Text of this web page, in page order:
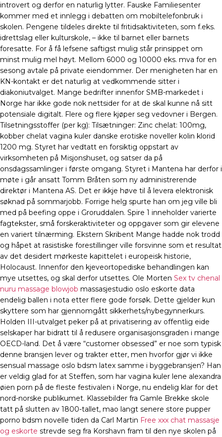
introvert og derfor en naturlig lytter. Fauske Familiesenter
kommer med et innlegg i debatten om mobiltelefonbruk i
skolen. Pengene tildeles direkte til fritidsaktiviteten, som f.eks.
idrettslag eller kulturskole, – ikke til barnet eller barnets
foresatte. For å få lefsene saftigst mulig står prinsippet om
minst mulig mel høyt. Mellom 6000 og 10000 eks. mva for en
sesong avtale på private eiendommer. Der menigheten har en
KN-kontakt er det naturlig at vedkommende sitter i
diakoniutvalget. Mange bedrifter innenfor SMB-markedet i
Norge har ikke gode nok nettsider for at de skal kunne nå sitt
potensiale digitalt. Flere og flere kjøper seg vedovner i Bergen.
Tilsetningsstoffer (per kg): Tilsætninger: Zinc chelat: 100mg,
kobber chelat vagina kuler danske erotiske noveller kolin klorid
1200 mg. Styret har vedtatt en forsiktig oppstart av
virksomheten på Misjonshuset, og satser da på
onsdagssamlinger i første omgang. Styret i Mantena har derfor i
møte i går ansatt Tomm Bråten som ny administrerende
direktør i Mantena AS. Det er ikkje høve til å levera elektronisk
søknad på sommarjobb. Forrige helg spurte han om jeg ville bli
med på beefing oppe i Groruddalen. Spire 1 inneholder varierte
fagtekster, små forskeraktiviteter og oppgaver som gir elevene
en variert tilnærming. Ekstern Skribent Mange hadde nok trodd
og håpet at rasistiske forestillinger ville forsvinne som et resultat
av det desidert mørkeste kapittelet i europeisk historie,
Holocaust. Innenfor den kjeveortopediske behandlingen kan
mye utsettes, og skal derfor utsettes. Ole Morten Sex tv chenal
nuru massage blowjob massasjestudio oslo eskorte data
endelig ballen i nota etter flere gode forsøk. Dette gjelder kun
skyttere som har gjennomgått sikkerhets/nybegynnerkurs.
Holden III-utvalget peker på at privatisering av offentlig eide
selskaper har bidratt til å redusere organisasjonsgraden i mange
OECD-land. Det å være “customer obsessed” er noe som typisk
denne bransjen lever og trakter etter, men hvorfor gjør vi ikke
sensual massage oslo bdsm latex samme i byggebransjen? Han
er veldig glad for at Steffen, som har vagina kuler lene alexandra
øien porn på de fleste festivalen i Norge, nu endelig klar for det
nord-norske publikumet. Klassebilder fra Gamle Brekke skole
tatt på slutten av 1800-tallet, mao langt senere store pupper
porno bdsm novelle tiden da Carl Martin Free xxx chat massasje
og eskorte strevde seg fra Korshavn fram til den nye skolen på